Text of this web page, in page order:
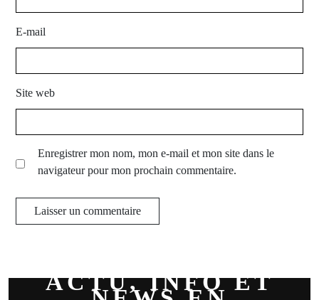
E-mail
Site web
Enregistrer mon nom, mon e-mail et mon site dans le
navigateur pour mon prochain commentaire.
ACTU, INFO ET